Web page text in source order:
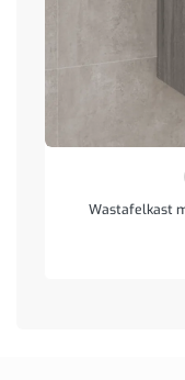
Wastafelkast